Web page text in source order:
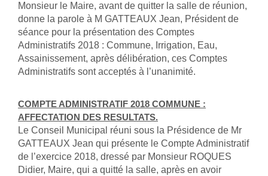
Monsieur le Maire, avant de quitter la salle de réunion,
donne la parole à M GATTEAUX Jean, Président de
séance pour la présentation des Comptes
Administratifs 2018 : Commune, Irrigation, Eau,
Assainissement, après délibération, ces Comptes
Administratifs sont acceptés à l’unanimité.
COMPTE ADMINISTRATIF 2018 COMMUNE :
AFFECTATION DES RESULTATS.
Le Conseil Municipal réuni sous la Présidence de Mr
GATTEAUX Jean qui présente le Compte Administratif
de l’exercice 2018, dressé par Monsieur ROQUES
Didier, Maire, qui a quitté la salle, après en avoir